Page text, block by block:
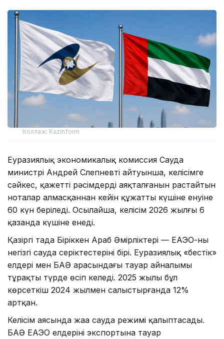
Коллаж: Kazinform
Еуразиялық экономикалық комиссия Сауда
министрі Андрей Слепневтің айтуынша, келісімге
сәйкес, қажетті рәсімдердің аяқталғанын растайтын
ноталар алмасқаннан кейін құжаттың күшіне енуіне
60 күн беріледі. Осылайша, келісім 2026 жылғы 6
қазанда күшіне енеді.
Қазіргі таңда Біріккен Араб Әмірліктері — ЕАЭО-ның
негізгі сауда серіктестерінің бірі. Еуразиялық «бестік»
елдері мен БАӘ арасындағы тауар айналымы
тұрақты түрде өсіп келеді. 2025 жылы бұл
көрсеткіш 2024 жылмен салыстырғанда 12%
артқан.
Келісім аясында жаңа сауда режимі қалыптасады.
БАӘ ЕАЭО елдерінің экспортына тауар